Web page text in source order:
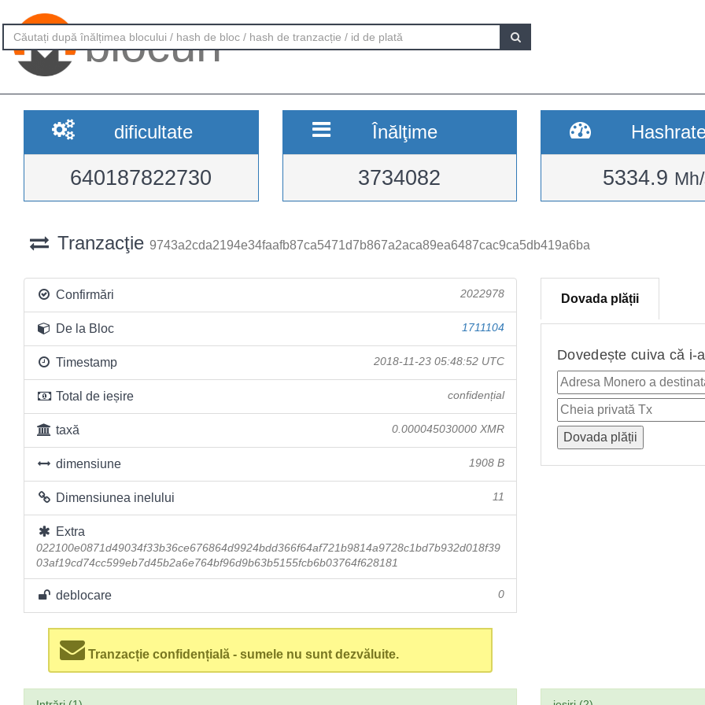
blocuri
dificultate
640187822730
Înălţime
3734082 5334.9
Tranzacţie 9743a2cda2194e34faafb87ca5471d7b867a2aca89ea6487cac9ca5db419a6ba
Confirmări 2022978
De la Bloc 1711104
Timestamp 2018-11-23 05:48:52 UTC
Total de ieșire confidențial
taxă 0.000045030000 XMR
dimensiune 1908 B
Dimensiunea inelului 11
Extra
022100e0871d49034f33b36ce676864d9924bdd366f64af721b9814a9728c1bd7b932d018f39
03af19cd74cc599eb7d45b2a6e764bf96d9b63b5155fcb6b03764f628181
deblocare 0
Tranzacție confidențială - sumele nu sunt dezvăluite.
Dovada plății
Dovedește cuiva că i-